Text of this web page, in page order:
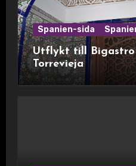
Spanien-sida
Utflykt till Bigastro
Torrevieja